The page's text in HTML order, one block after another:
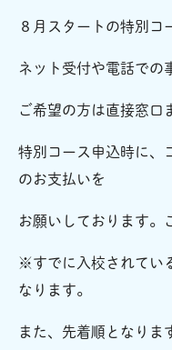
８月スタートの特別コ
ネット受付や電話での
ご希望の方は直接窓口
特別コース申込時に、
のお支払いを
お願いしております。
※すでに入校されてい
なります。
また、先着順となりま